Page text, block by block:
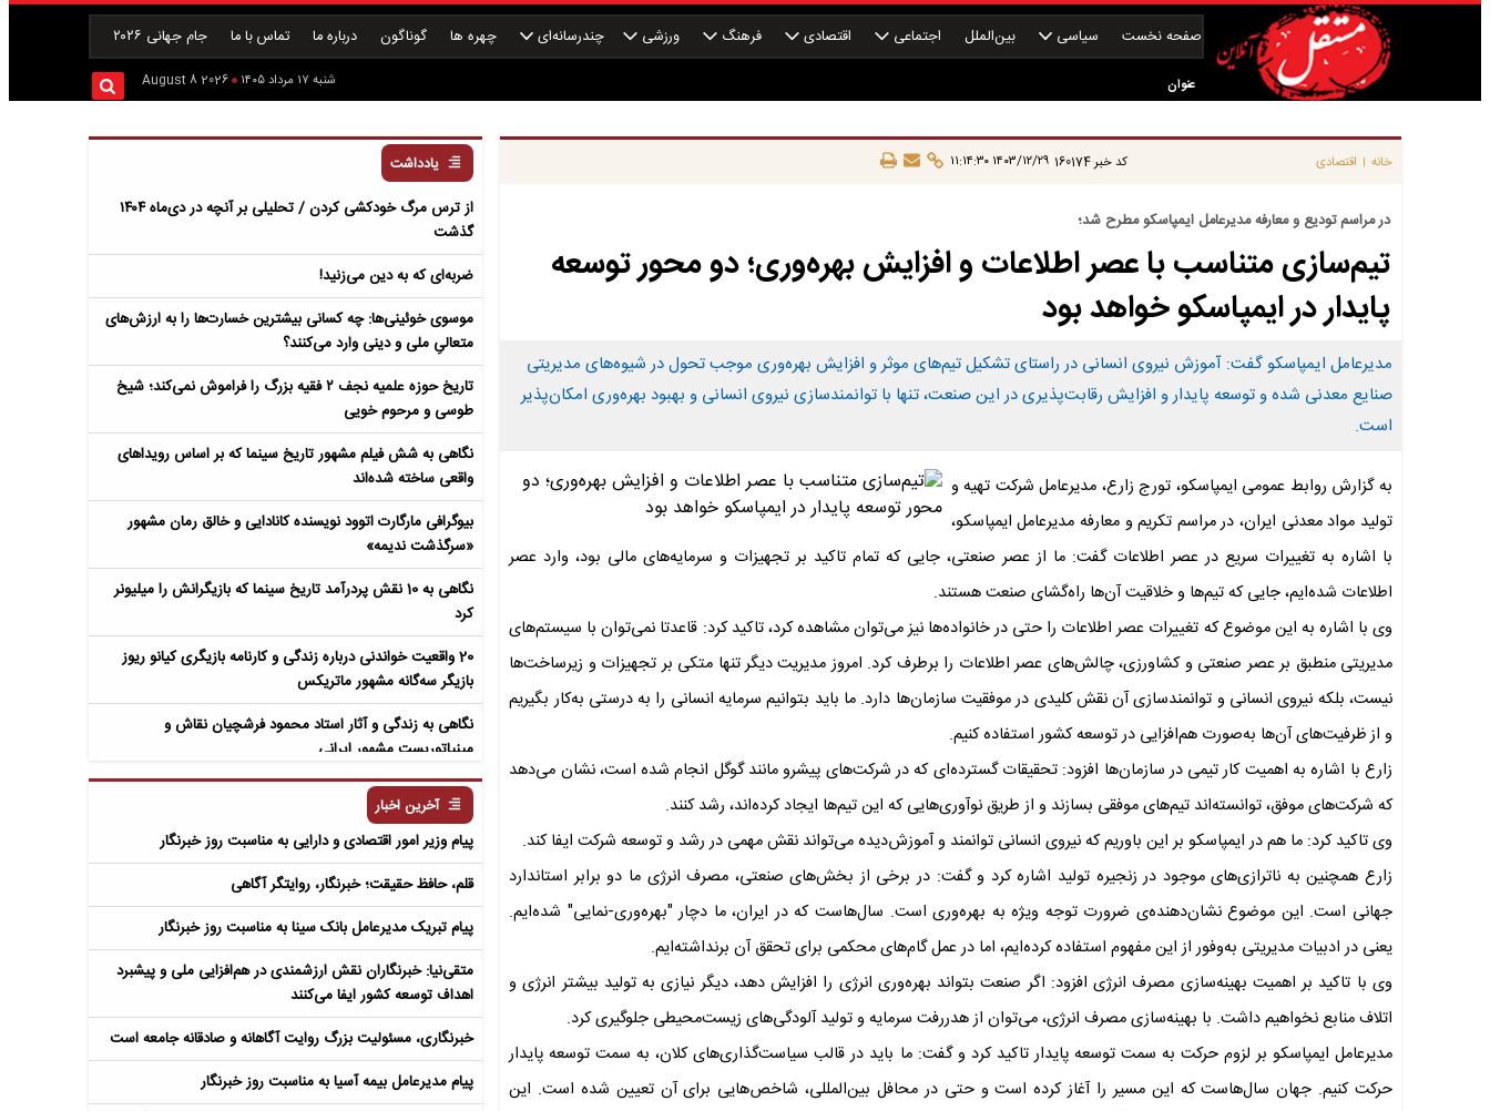
صفحه نخست سیاسی بین‌الملل اجتماعی اقتصادی فرهنگ ورزشی چندرسانه‌ای چهره ها گوناگون درباره ما تماس با ما جام جهانی ۲۰۲۶
عنوان شنبه ۱۷ مرداد ۱۴۰۵ 2026 August 8
خانه | اقتصادی کد خبر160174
|۱۴۰۳/۱۲/۲۹ ۱۱:۱۴:۳۰
در مراسم تودیع و معارفه مدیرعامل ایمپاسکو مطرح شد؛
تیم‌سازی متناسب با عصر اطلاعات و افزایش بهره‌وری؛ دو محور توسعه
پایدار در ایمپاسکو خواهد بود
مدیرعامل ایمپاسکو گفت: آموزش نیروی انسانی در راستای تشکیل تیم‌های موثر و افزایش بهره‌وری موجب تحول در شیوه‌های مدیریتی
صنایع معدنی شده و توسعه پایدار و افزایش رقابت‌پذیری در این صنعت، تنها با توانمندسازی نیروی انسانی و بهبود بهره‌وری امکان‌پذیر
است.
به گزارش روابط عمومی ایمپاسکو، تورج زارع، مدیرعامل شرکت تهیه و
تولید مواد معدنی ایران، در مراسم تکریم و معارفه مدیرعامل ایمپاسکو،
با اشاره به تغییرات سریع در عصر اطلاعات گفت: ما از عصر صنعتی، جایی که تمام تاکید بر تجهیزات و سرمایه‌های مالی بود، وارد عصر
اطلاعات شده‌ایم، جایی که تیم‌ها و خلاقیت آن‌ها راه‌گشای صنعت هستند.
وی با اشاره به این موضوع که تغییرات عصر اطلاعات را حتی در خانواده‌ها نیز می‌توان مشاهده کرد، تاکید کرد: قاعدتا نمی‌توان با سیستم‌های
مدیریتی منطبق بر عصر صنعتی و کشاورزی، چالش‌های عصر اطلاعات را برطرف کرد. امروز مدیریت دیگر تنها متکی بر تجهیزات و زیرساخت‌ها
نیست، بلکه نیروی انسانی و توانمندسازی آن نقش کلیدی در موفقیت سازمان‌ها دارد. ما باید بتوانیم سرمایه انسانی را به درستی به‌کار بگیریم
و از ظرفیت‌های آن‌ها به‌صورت هم‌افزایی در توسعه کشور استفاده کنیم.
زارع با اشاره به اهمیت کار تیمی در سازمان‌ها افزود: تحقیقات گسترده‌ای که در شرکت‌های پیشرو مانند گوگل انجام شده است، نشان می‌دهد
که شرکت‌های موفق، توانسته‌اند تیم‌های موفقی بسازند و از طریق نوآوری‌هایی که این تیم‌ها ایجاد کرده‌اند، رشد کنند.
وی تاکید کرد: ما هم در ایمپاسکو بر این باوریم که نیروی انسانی توانمند و آموزش‌دیده می‌تواند نقش مهمی در رشد و توسعه شرکت ایفا کند.
زارع همچنین به ناترازی‌های موجود در زنجیره تولید اشاره کرد و گفت: در برخی از بخش‌های صنعتی، مصرف انرژی ما دو برابر استاندارد
جهانی است. این موضوع نشان‌دهنده‌ی ضرورت توجه ویژه به بهره‌وری است. سال‌هاست که در ایران، ما دچار "بهره‌وری-‌نمایی" شده‌ایم.
یعنی در ادبیات مدیریتی به‌وفور از این مفهوم استفاده کرده‌ایم، اما در عمل گام‌های محکمی برای تحقق آن برنداشته‌ایم.
وی با تاکید بر اهمیت بهینه‌سازی مصرف انرژی افزود: اگر صنعت بتواند بهره‌وری انرژی را افزایش دهد، دیگر نیازی به تولید بیشتر انرژی و
اتلاف منابع نخواهیم داشت. با بهینه‌سازی مصرف انرژی، می‌توان از هدررفت سرمایه و تولید آلودگی‌های زیست‌محیطی جلوگیری کرد.
مدیرعامل ایمپاسکو بر لزوم حرکت به سمت توسعه پایدار تاکید کرد و گفت: ما باید در قالب سیاست‌گذاری‌های کلان، به سمت توسعه پایدار
حرکت کنیم. جهان سال‌هاست که این مسیر را آغاز کرده است و حتی در محافل بین‌المللی، شاخص‌هایی برای آن تعیین شده است. این
یادداشت
از ترس مرگ خودکشی کردن / تحلیلی بر آنچه در دی‌ماه ۱۴۰۴
گذشت
ضربه‌ای که به دین می‌زنید!
موسوی خوئینی‌ها: چه کسانی بیشترین خسارت‌ها را به ارزش‌های
متعالیِ ملی و دینی وارد می‌کنند؟
تاریخ حوزه علمیه نجف ۲ فقیه بزرگ را فراموش نمی‌کند؛ شیخ
طوسی و مرحوم خویی
نگاهی به شش فیلم مشهور تاریخ سینما که بر اساس رویداهای
واقعی ساخته شده‌اند
بیوگرافی مارگارت اتوود نویسنده کانادایی و خالق رمان مشهور
«سرگذشت ندیمه»
نگاهی به 10 نقش پردرآمد تاریخ سینما که بازیگرانش را میلیونر
کرد
20 واقعیت خواندنی درباره زندگی و کارنامه بازیگری کیانو ریوز
بازیگر سه‌گانه مشهور ماتریکس
نگاهی به زندگی و آثار استاد محمود فرشچیان نقاش و
مینیاتوریست مشهور ایرانی
نگاهی به زندگی و آثار عباس معروفی نویسنده ایرانی و خالق رمان
سمفونی مردگان
آخرین اخبار
پیام وزیر امور اقتصادی و دارایی به مناسبت روز خبرنگار
قلم، حافظ حقیقت؛ خبرنگار، روایتگر آگاهی
پیام تبریک مدیرعامل بانک سینا به مناسبت روز خبرنگار
متقی‌نیا: خبرنگاران نقش ارزشمندی در هم‌افزایی ملی و پیشبرد
اهداف توسعه کشور ایفا می‌کنند
خبرنگاری، مسئولیت بزرگ روایت آگاهانه و صادقانه جامعه است
پیام مدیرعامل بیمه آسیا به مناسبت روز خبرنگار